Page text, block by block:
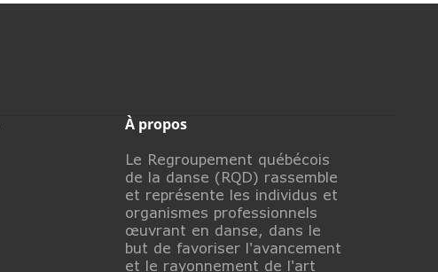
À propos
Le Regroupement québécois
de la danse (RQD) rassemble
et représente les individus et
organismes professionnels
œuvrant en danse, dans le
but de favoriser l'avancement
et le rayonnement de l'art